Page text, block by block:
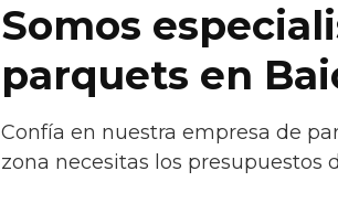
Somos
parquets en
Confía en nuestra empresa de
zona necesitas los presupuestos